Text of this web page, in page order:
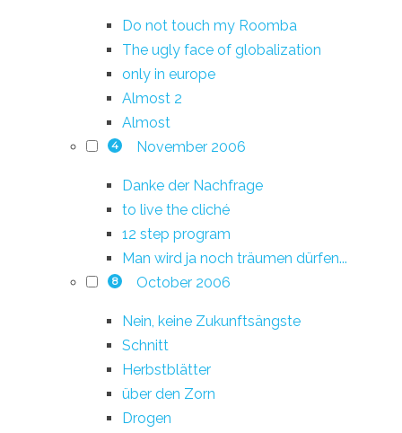
Do not touch my Roomba
The ugly face of globalization
only in europe
Almost 2
Almost
4 November 2006
Danke der Nachfrage
to live the cliché
12 step program
Man wird ja noch träumen dürfen...
8 October 2006
Nein, keine Zukunftsängste
Schnitt
Herbstblätter
über den Zorn
Drogen